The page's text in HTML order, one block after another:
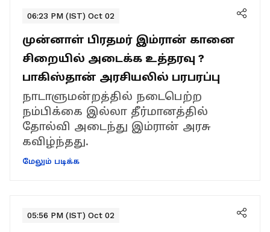
06:23 PM (IST) Oct 02
முன்னாள் பிரதமர் இம்ரான் கானை
சிறையில் அடைக்க உத்தரவு ?
பாகிஸ்தான் அரசியலில் பரபரப்பு
நாடாளுமன்றத்தில் நடைபெற்ற
நம்பிக்கை இல்லா தீர்மானத்தில்
தோல்வி அடைந்து இம்ரான் அரசு
கவிழ்ந்தது.
மேலும் படிக்க
05:56 PM (IST) Oct 02